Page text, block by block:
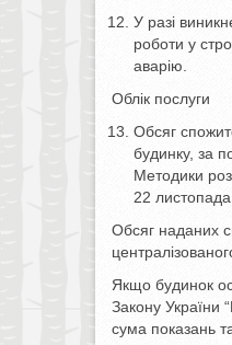
У разі
роботи у
аварію.
Облік послуги
Обсяг
будинку, за
Методики
22
Обсяг наданих
Якщо будинок
Закону України
сума показань